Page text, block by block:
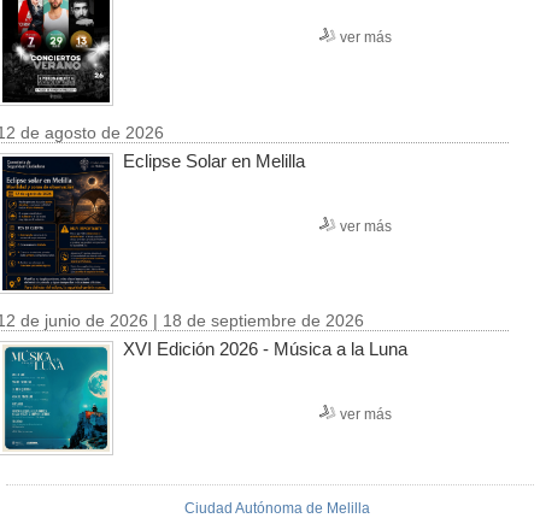
ver más
de agosto de 2026
Eclipse Solar en Melilla
ver más
de junio de 2026 | 18 de septiembre de 2026
XVI Edición 2026 - Música a la Luna
ver más
Ciudad Autónoma de Melilla